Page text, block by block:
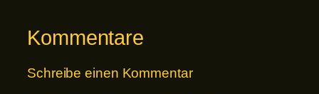
Kommentare
Schreibe einen Kommentar